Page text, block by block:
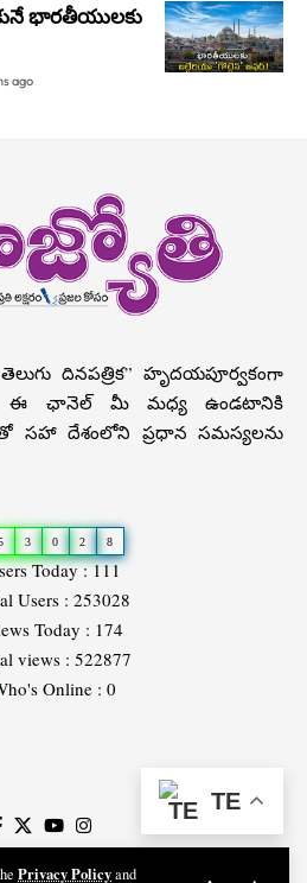
Privacy Policyand
భారతీయులకు
ago
దినపత్రిక” హృదయపూర్వకంగా
ఈ ఛానెల్ మీ మధ్య ఉండటానికి
సహా దేశంలోని ప్రధాన సమస్యలను
3 0 2 8
Today : 111
Users : 253028
Today : 174
views : 522877
Online : 0
TE